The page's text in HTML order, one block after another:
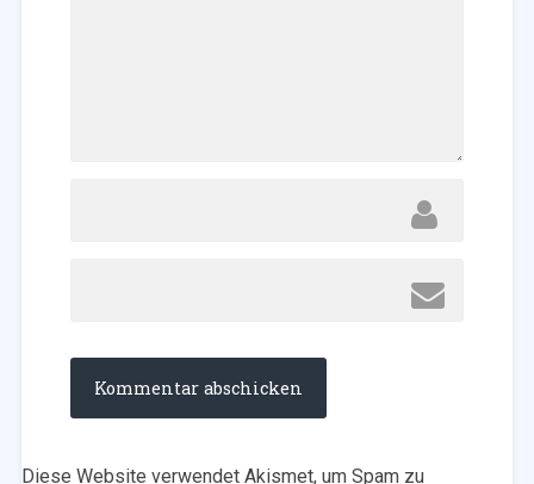
Diese Website verwendet Akismet, um Spam zu